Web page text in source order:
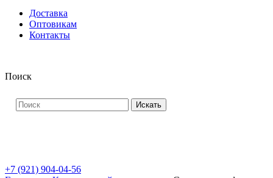
Доставка
Оптовикам
Контакты
Поиск
Искать
+7 (921) 904-04-56